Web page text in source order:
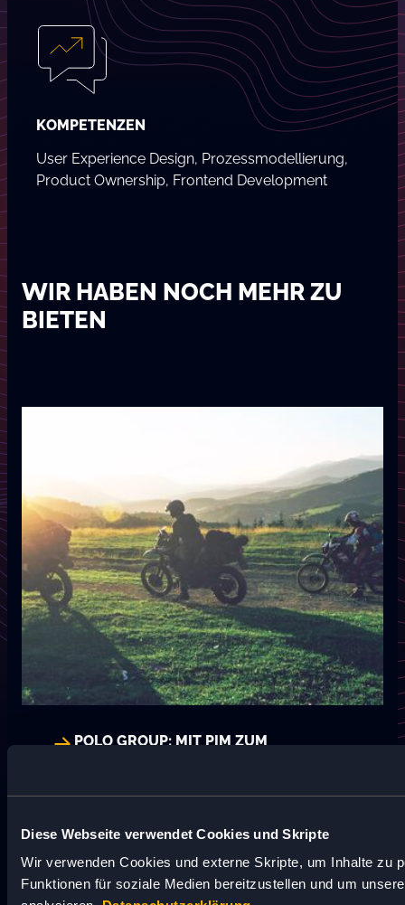
Diese Webseite verwendet Cookies und Skripte
Wir verwenden Cookies und externe Skripte, um Inhalte zu
Funktionen für soziale Medien bereitzustellen und um
KOMPETENZEN
User Experience Design, Prozessmodellierung,
Product Ownership, Frontend Development
WIR HABEN NOCH MEHR ZU
BIETEN
POLO GROUP: MIT PIM ZUM
einheitliche PIM-Lösung für drei
inklusive eines Golden Records für alle
Gruppenunternehmen.